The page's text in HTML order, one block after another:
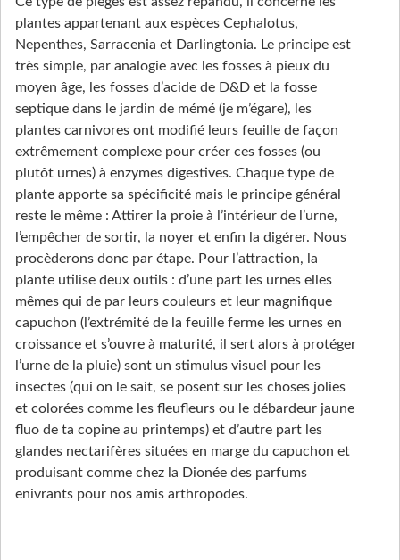
plantes appartenant aux espèces Cephalotus,
Nepenthes, Sarracenia et Darlingtonia. Le principe est
très simple, par analogie avec les fosses à pieux du
moyen âge, les fosses d’acide de D&D et la fosse
septique dans le jardin de mémé (je m’égare), les
plantes carnivores ont modifié leurs feuille de façon
extrêmement complexe pour créer ces fosses (ou
plutôt urnes) à enzymes digestives. Chaque type de
plante apporte sa spécificité mais le principe général
reste le même : Attirer la proie à l’intérieur de l’urne,
l’empêcher de sortir, la noyer et enfin la digérer. Nous
procèderons donc par étape. Pour l’attraction, la
plante utilise deux outils : d’une part les urnes elles
mêmes qui de par leurs couleurs et leur magnifique
capuchon (l’extrémité de la feuille ferme les urnes en
croissance et s’ouvre à maturité, il sert alors à protéger
l’urne de la pluie) sont un stimulus visuel pour les
insectes (qui on le sait, se posent sur les choses jolies
et colorées comme les fleufleurs ou le débardeur jaune
fluo de ta copine au printemps) et d’autre part les
glandes nectarifères situées en marge du capuchon et
produisant comme chez la Dionée des parfums
enivrants pour nos amis arthropodes.